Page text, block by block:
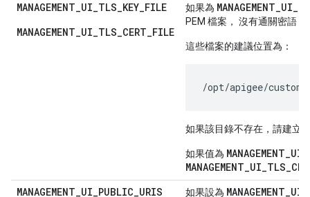
MANAGEMENT_UI_TLS_KEY_FILE
MANAGEMENT_UI_TLS_CERT_FILE
如果為 MANAGEMENT_UI_
PEM 檔案， 沒有通關密語
這些檔案的建議位置為：
/opt/apigee/
如果該目錄不存在，請建立
如果值為
MANAGEMENT_UI_PUBLIC_URIS 如果設為